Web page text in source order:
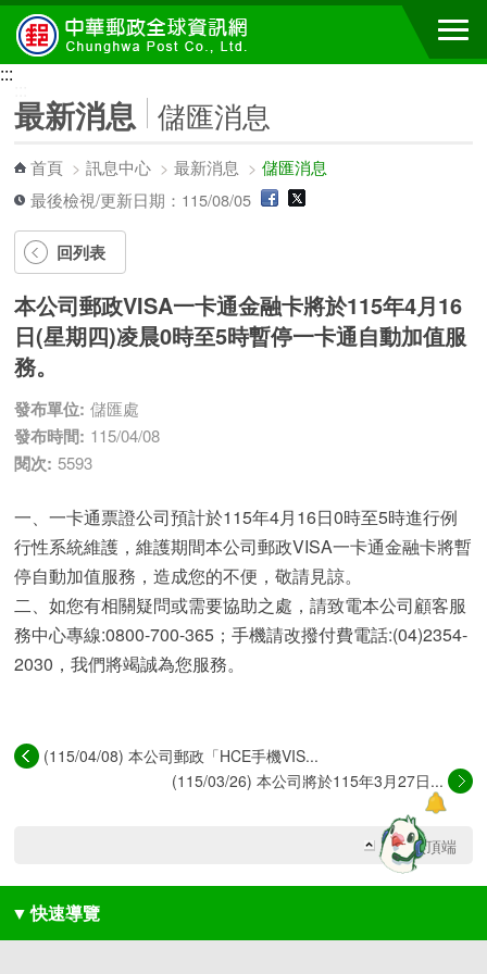
跳到主要內容區塊
:::
最新消息 儲匯消息
首頁 >訊息中心 >最新消息 >儲匯消息
最後檢視/更新日期：115/08/05
回列表
本公司郵政VISA一卡通金融卡將於115年4月16
日(星期四)凌晨0時至5時暫停一卡通自動加值服
務。
發布單位: 儲匯處
發布時間: 115/04/08
閱次: 5593
一、一卡通票證公司預計於115年4月16日0時至5時進行例
行性系統維護，維護期間本公司郵政VISA一卡通金融卡將暫
停自動加值服務，造成您的不便，敬請見諒。
二、如您有相關疑問或需要協助之處，請致電本公司顧客服
務中心專線:0800-700-365；手機請改撥付費電話:(04)2354-
2030，我們將竭誠為您服務。
(115/04/08) 本公司郵政「HCE手機VIS...
(115/03/26) 本公司將於115年3月27日...
回網頁頂端
▼ 快速導覽